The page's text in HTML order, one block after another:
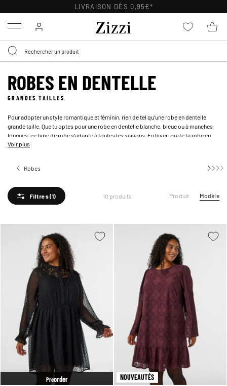
LIVRAISON DÈS 0,95€*
Menu
ROBES EN DENTELLE
GRANDES TAILLES
Pour adopter un style romantique et féminin, rien de tel qu’une robe en dentelle
grande taille. Que tu optes pour une robe en dentelle blanche, bleue ou à manches
longues, ce type de robe s’adapte à toutes les saisons. En hiver, porte ta robe en
dentelle à manches longues avec des
place de choix dans chaque dressing.
Voir plus
Robes
Filtres(1) 10 produits Produit Modèle
Preorder NOUVEAUTÉS